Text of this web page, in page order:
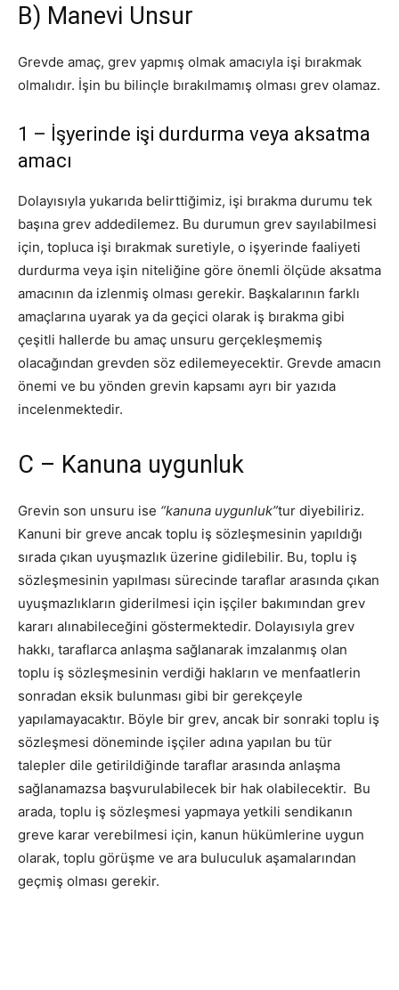
B) Manevi Unsur
Grevde amaç, grev yapmış olmak amacıyla işi bırakmak
olmalıdır. İşin bu bilinçle bırakılmamış olması grev olamaz.
1 – İşyerinde işi durdurma veya aksatma
amacı
Dolayısıyla yukarıda belirttiğimiz, işi bırakma durumu tek
başına grev addedilemez. Bu durumun grev sayılabilmesi
için, topluca işi bırakmak suretiyle, o işyerinde faaliyeti
durdurma veya işin niteliğine göre önemli ölçüde aksatma
amacının da izlenmiş olması gerekir. Başkalarının farklı
amaçlarına uyarak ya da geçici olarak iş bırakma gibi
çeşitli hallerde bu amaç unsuru gerçekleşmemiş
olacağından grevden söz edilemeyecektir. Grevde amacın
önemi ve bu yönden grevin kapsamı ayrı bir yazıda
incelenmektedir.
C – Kanuna uygunluk
Grevin son unsuru ise “kanuna uygunluk”tur diyebiliriz.
Kanuni bir greve ancak toplu iş sözleşmesinin yapıldığı
sırada çıkan uyuşmazlık üzerine gidilebilir. Bu, toplu iş
sözleşmesinin yapılması sürecinde taraflar arasında çıkan
uyuşmazlıkların giderilmesi için işçiler bakımından grev
kararı alınabileceğini göstermektedir. Dolayısıyla grev
hakkı, taraflarca anlaşma sağlanarak imzalanmış olan
toplu iş sözleşmesinin verdiği hakların ve menfaatlerin
sonradan eksik bulunması gibi bir gerekçeyle
yapılamayacaktır. Böyle bir grev, ancak bir sonraki toplu iş
sözleşmesi döneminde işçiler adına yapılan bu tür
talepler dile getirildiğinde taraflar arasında anlaşma
sağlanamazsa başvurulabilecek bir hak olabilecektir. Bu
arada, toplu iş sözleşmesi yapmaya yetkili sendikanın
greve karar verebilmesi için, kanun hükümlerine uygun
olarak, toplu görüşme ve ara buluculuk aşamalarından
geçmiş olması gerekir.